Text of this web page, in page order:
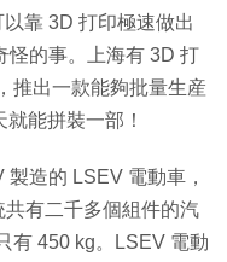
靠 3D 打印極速做出
怪的事。上海有 3D 打
推出一款能夠批量生産
能拼裝一部！
造的 LSEV 電動車，
有二千多個組件的汽
有 450 kg。LSEV 電動